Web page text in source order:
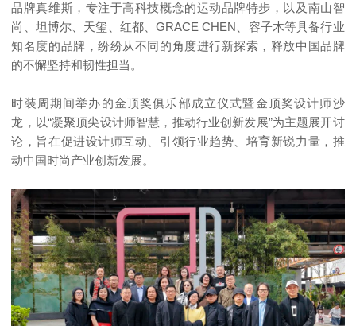
品牌真维斯，专注于高科技概念的运动品牌特步，以及南山智
尚、坦博尔、天玺、红都、GRACE CHEN、容子木等具备行业
知名度的品牌，纷纷从不同的角度进行新探索，释放中国品牌
的不懈坚持和韧性担当。
时装周期间举办的金顶奖俱乐部成立仪式暨金顶奖设计师沙
龙，以“凝聚顶尖设计师智慧，推动行业创新发展”为主题展开讨
论，旨在促进设计师互动、引领行业趋势、培育新锐力量，推
动中国时尚产业创新发展。